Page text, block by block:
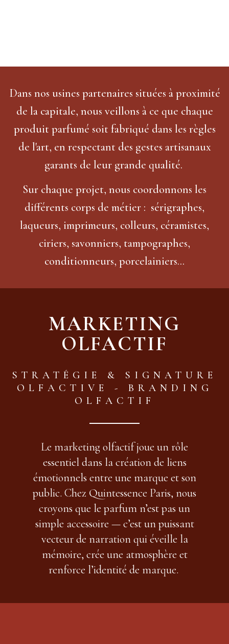
Dans nos usines partenaires situées à proximité
de la capitale, nous veillons à ce que chaque
produit parfumé soit fabriqué dans les règles
de l'art, en respectant des gestes artisanaux
garants de leur grande qualité.
Sur chaque projet, nous coordonnons les
différents corps de métier : sérigraphes,
laqueurs, imprimeurs, colleurs, céramistes,
ciriers, savonniers, tampographes,
conditionneurs, porcelainiers...
MARKETING
OLFACTIF
STRATÉGIE & SIGNATURE
OLFACTIVE -
BRANDING
OLFACTIF
Le marketing olfactif joue un rôle
essentiel dans la création de liens
émotionnels entre une marque et son
public. Chez Quintessence Paris, nous
croyons que le parfum n’est pas un
simple accessoire — c’est un puissant
vecteur de narration qui éveille la
mémoire, crée une atmosphère et
renforce l’identité de marque.